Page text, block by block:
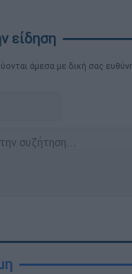
άμεσα με δική σας